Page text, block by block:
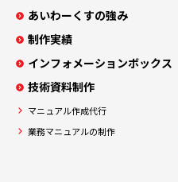
あいわーくすの強み
制作実績
インフォメーションボックス
技術資料制作
マニュアル作成代行
業務マニュアルの制作